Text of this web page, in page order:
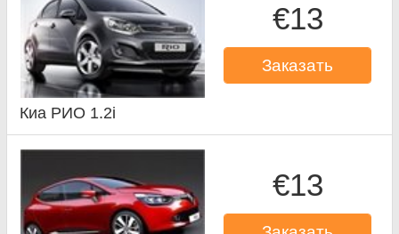
€13
Заказать
Киа РИО 1.2i
€13